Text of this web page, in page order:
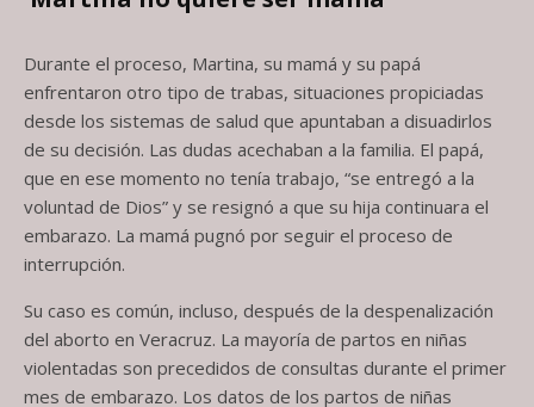
Durante el proceso, Martina, su mamá y su papá
enfrentaron otro tipo de trabas, situaciones propiciadas
desde los sistemas de salud que apuntaban a disuadirlos
de su decisión. Las dudas acechaban a la familia. El papá,
que en ese momento no tenía trabajo, “se entregó a la
voluntad de Dios” y se resignó a que su hija continuara el
embarazo. La mamá pugnó por seguir el proceso de
interrupción.
Su caso es común, incluso, después de la despenalización
del aborto en Veracruz. La mayoría de partos en niñas
violentadas son precedidos de consultas durante el primer
mes de embarazo. Los datos de los partos de niñas